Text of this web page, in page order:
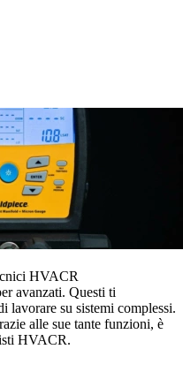
HVACR
avanzati. Questi ti
lavorare su sistemi complessi.
alle sue tante funzioni, è
HVACR.